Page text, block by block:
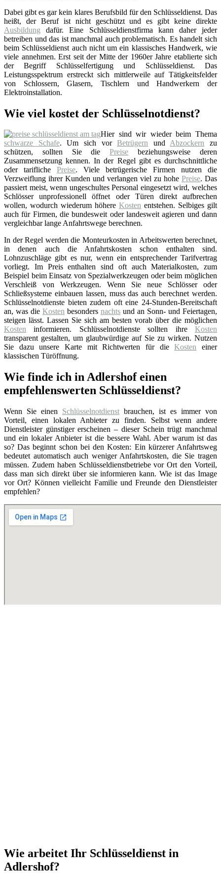
Dabei gibt es gar kein klares Berufsbild für den Schlüsseldienst. Das
heißt, der Beruf ist nicht geschützt und es gibt keine direkte
Ausbildung dafür. Eine Schlüsseldienstfirma kann daher jeder
betreiben und das ist manchmal auch problematisch. Es handelt sich
beim Schlüsseldienst auch nicht um ein klassisches Handwerk, wie
viele annehmen. Erst seit der Mitte der 1960er Jahre etablierte sich
der Begriff Schlüsselfertigung und Schlüsseldienst. Das
Leistungsspektrum erstreckt sich mittlerweile auf Tätigkeitsfelder
von Schlossern, Glasern, Tischlern und Handwerkern der
Elektroinstallation.
Wie viel kostet der Schlüsselnotdienst?
Hier sind wir wieder beim Thema
schwarze Schafe. Um sich vorBetrügern undAbzockern zu
schützen, sollten Sie diePreise beziehungsweise deren
Zusammensetzung kennen. In der Regel gibt es durchschnittliche
oder tarifliche Preise. Viele betrügerische Firmen nutzen die
Verzweiflung ihrer Kunden und verlangen viel zu hohe Preise. Das
passiert meist, wenn ungeschultes Personal eingesetzt wird, welches
Schlösser unprofessionell öffnet oder Türen direkt aufbrechen
wollen, wodurch wiederum höhere Kosten entstehen. Selbiges gilt
auch für Firmen, die bundesweit oder landesweit agieren und dann
vergleichbar lange Anfahrtswege berechnen.
In der Regel werden die Monteurkosten in Arbeitswerten berechnet,
in denen auch die Anfahrtskosten schon enthalten sind.
Lohnzuschläge gibt es nur, wenn ein entsprechender Tarifvertrag
vorliegt. Im Preis enthalten sind oft auch Materialkosten, zum
Beispiel beim Einsatz von Spezialwerkzeugen oder beim möglichen
Verschleiß von Werkzeugen. Wenn Sie neue Schlösser oder
Schließsysteme einbauen lassen, muss das auch berechnet werden.
Schlüsselnotdienste bieten zudem oft eine 24-Stunden-Bereitschaft
an, was die Kosten besonders nachts und an Sonn- und Feiertagen,
steigen lässt. Lassen Sie sich am besten vorab über die möglichen
Kosten informieren. Schlüsselnotdienste sollten ihre Kosten
transparent gestalten, um glaubwürdige auf Sie zu wirken. Nutzen
Sie dazu unsere Karte mit Richtwerten für dieKosten einer
klassischen Türöffnung.
Wie finde ich in Adlershof einen
empfehlenswerten Schlüsseldienst?
Wenn Sie einen Schlüsselnotdienst brauchen, ist es immer von
Vorteil, einen lokalen Anbieter zu finden. Selbst wenn andere
Dienstleister günstiger erscheinen – dieser Schein trügt manchmal
und ein lokaler Anbieter ist die bessere Wahl. Aber warum ist das
so? Das beginnt schon bei den Kosten: Ein kürzerer Anfahrtsweg
bedeutet automatisch auch weniger Anfahrtskosten, die Sie tragen
müssen. Zudem haben Schlüsseldienstbetriebe vor Ort den Vorteil,
dass man sich direkt über sie informieren kann. Wie ist das Image
vor Ort? Können vielleicht Familie und Freunde den Dienstleister
empfehlen?
Wie arbeitet Ihr Schlüsseldienst in
Adlershof?